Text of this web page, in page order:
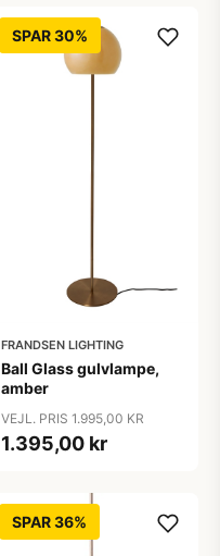
SPAR 30%
FRANDSEN LIGHTING
Ball Glass gulvlampe,
amber
VEJL. PRIS 1.995,00 KR
1.395,00 kr
SPAR 36%